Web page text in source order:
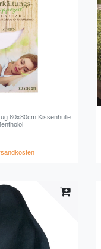
80x80cm Kissenhülle